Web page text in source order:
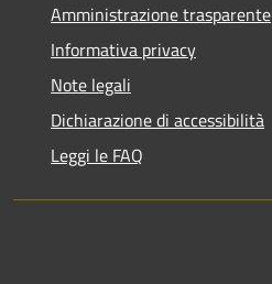
Amministrazione trasparente
Informativa privacy
Note legali
Dichiarazione di accessibilità
Leggi le FAQ